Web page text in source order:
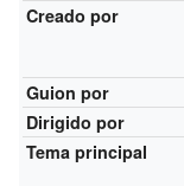
Creado por
Guion por
Dirigido por
Tema principal